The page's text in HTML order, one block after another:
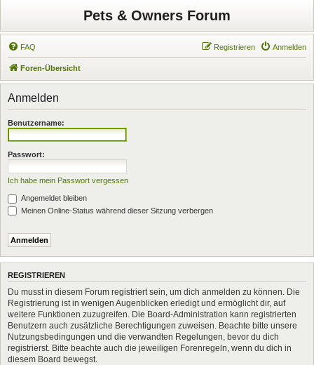
Pets & Owners Forum
FAQ Anmelden
Registrieren
Foren-Übersicht
Anmelden
Benutzername:
Passwort:
Ich habe mein Passwort vergessen
Angemeldet bleiben
Meinen Online-Status während dieser Sitzung verbergen
REGISTRIEREN
Du musst in diesem Forum registriert sein, um dich anmelden zu können. Die
Registrierung ist in wenigen Augenblicken erledigt und ermöglicht dir, auf
weitere Funktionen zuzugreifen. Die Board-Administration kann registrierten
Benutzern auch zusätzliche Berechtigungen zuweisen. Beachte bitte unsere
Nutzungsbedingungen und die verwandten Regelungen, bevor du dich
registrierst. Bitte beachte auch die jeweiligen Forenregeln, wenn du dich in
diesem Board bewegst.